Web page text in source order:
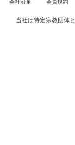
会社沿革 会員規約
当社は特定宗教団体